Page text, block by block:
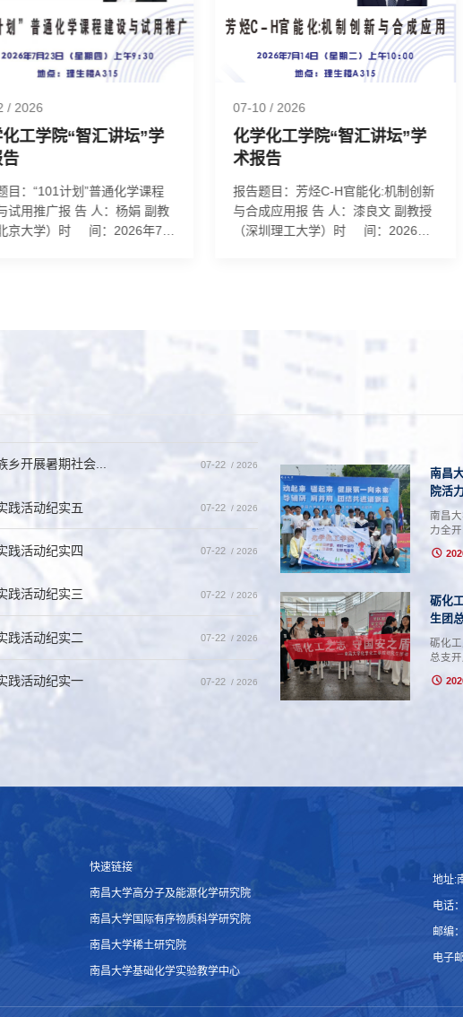
/ 2026
工学院“智汇讲坛”学
目：“101计划”普通化学课程
广报 告 人：杨娟 副教
京大学）时 间：2026年7月
化学（英文班）”，该课程获评
年编著出版课程配套教材《普通
07-10 / 2026
化学化工学院“智汇讲坛”学
术报告
报告题目：芳烃C-H官能化:机制创新
与合成应用报 告 人：漆良文 副教授
（深圳理工大学）时 间：2026年7
学化学系，2015年于中科院成都有机
化学研究所获有机化学博士学位，随
之先后在南方科技大学、新加坡国立
大学开展博士后研究。2025年入职深
圳理工大学药学院。研究兴趣在于芳
烃C-H官能化新机制开发，...
乡开展暑期社会... 07-22 / 2026
践活动纪实五 07-22 / 2026
践活动纪实四 07-22 / 2026
践活动纪实三 07-22 / 2026
践活动纪实二 07-22 / 2026
践活动纪实一 07-22 / 2026
南昌大
院活
南昌
力全
研究
面统
生投
和师
名、
砺化
生团
砺化
总支
下午
快速链接
南昌大学高分子及能源化学研究院
南昌大学国际有序物质科学研究院
南昌大学稀土研究院
南昌大学基础化学实验教学中心
地址:
电话
邮编
电子